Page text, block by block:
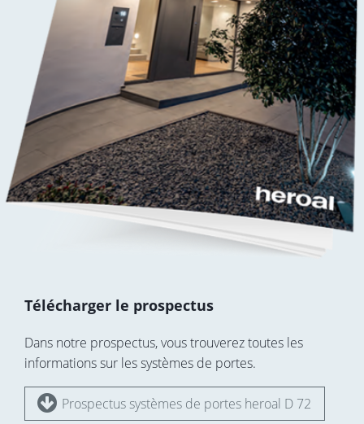
Télécharger le prospectus
Dans notre prospectus, vous trouverez toutes les
informations sur les systèmes de portes.
Prospectus systèmes de portes heroal D 72